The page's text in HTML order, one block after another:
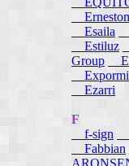
Esaila
Estiluz
Group
Ezarri
F
f-sign
Fabbian